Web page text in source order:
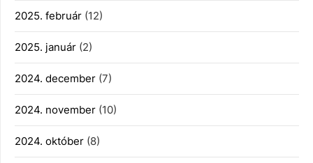
2025. február (12)
2025. január (2)
2024. december (7)
2024. november (10)
2024. október (8)